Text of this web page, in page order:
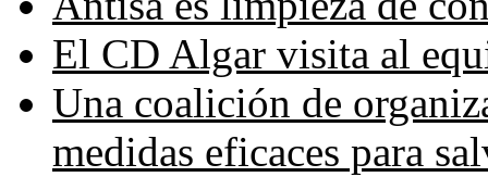
El CD Algar visita al
Una coalición de
medidas eficaces para